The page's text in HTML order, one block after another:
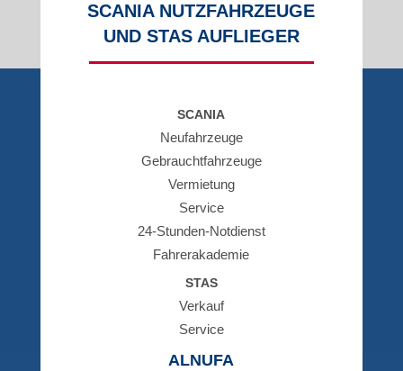
SCA­NIA NUTZ­FAHR­ZEU­GE
UND STAS AUFLIEGER
SCANIA
Neu­fahr­zeu­ge
Gebraucht­fahr­zeu­ge
Ver­mie­tung
Ser­vice
24-Stun­den-Not­dienst
Fah­reraka­de­mie
STAS
Ver­kauf
Ser­vice
ALNUFA